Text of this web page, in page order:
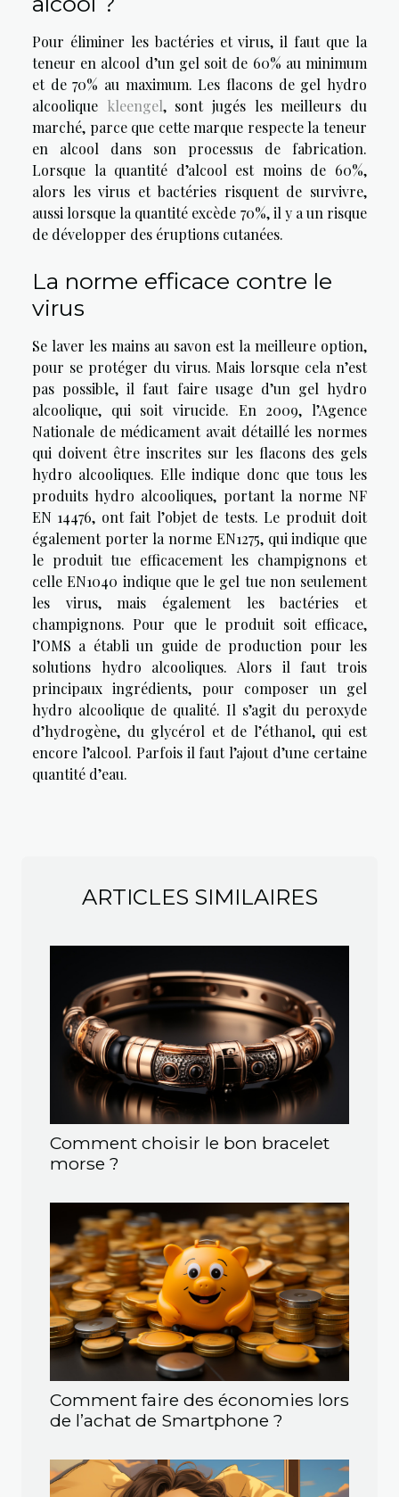
Pour éliminer les bactéries et virus, il faut que la
teneur en alcool d’un gel soit de 60% au minimum
et de 70% au maximum. Les flacons de gel hydro
alcoolique kleengel, sont jugés les meilleurs du
marché, parce que cette marque respecte la teneur
en alcool dans son processus de fabrication.
Lorsque la quantité d’alcool est moins de 60%,
alors les virus et bactéries risquent de survivre,
aussi lorsque la quantité excède 70%, il y a un risque
de développer des éruptions cutanées.
La norme efficace contre le
virus
Se laver les mains au savon est la meilleure option,
pour se protéger du virus. Mais lorsque cela n’est
pas possible, il faut faire usage d’un gel hydro
alcoolique, qui soit virucide. En 2009, l’Agence
Nationale de médicament avait détaillé les normes
qui doivent être inscrites sur les flacons des gels
hydro alcooliques. Elle indique donc que tous les
produits hydro alcooliques, portant la norme NF
EN 14476, ont fait l’objet de tests. Le produit doit
également porter la norme EN1275, qui indique que
le produit tue efficacement les champignons et
celle EN1040 indique que le gel tue non seulement
les virus, mais également les bactéries et
champignons. Pour que le produit soit efficace,
l’OMS a établi un guide de production pour les
solutions hydro alcooliques. Alors il faut trois
principaux ingrédients, pour composer un gel
hydro alcoolique de qualité. Il s’agit du peroxyde
d’hydrogène, du glycérol et de l’éthanol, qui est
encore l’alcool. Parfois il faut l’ajout d’une certaine
quantité d’eau.
ARTICLES SIMILAIRES
Comment choisir le bon bracelet
morse ?
Comment faire des économies lors
de l’achat de Smartphone ?